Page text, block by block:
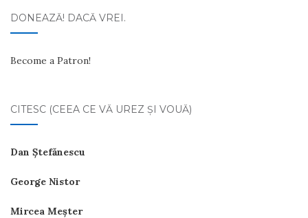
DONEAZĂ! DACĂ VREI.
Become a Patron!
CITESC (CEEA CE VĂ UREZ ŞI VOUĂ)
Dan Ştefănescu
George Nistor
Mircea Meşter